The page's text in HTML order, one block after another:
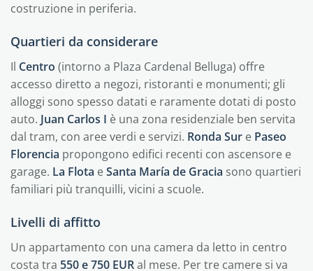
costruzione in periferia.
Quartieri da considerare
Il Centro (intorno a Plaza Cardenal Belluga) offre
accesso diretto a negozi, ristoranti e monumenti; gli
alloggi sono spesso datati e raramente dotati di posto
auto. Juan Carlos I è una zona residenziale ben servita
dal tram, con aree verdi e servizi. Ronda Sur e Paseo
Florencia propongono edifici recenti con ascensore e
garage. La Flota eSanta María de Gracia sono quartieri
familiari più tranquilli, vicini a scuole.
Livelli di affitto
Un appartamento con una camera da letto in centro
costa tra 550 e 750 EURal mese. Per tre camere si va